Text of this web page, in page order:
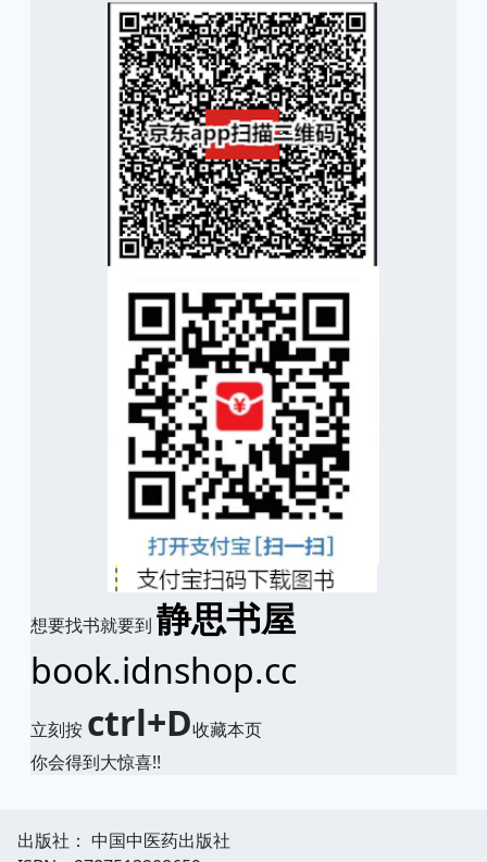
想要找书就要到 静思书屋
book.idnshop.cc
立刻按 ctrl+D收藏本页
你会得到大惊喜!!
出版社： 中国中医药出版社